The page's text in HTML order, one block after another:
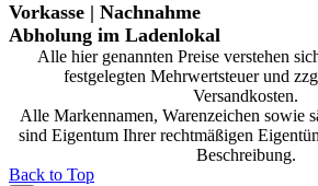
Vorkasse | Nachnahme
Abholung im Ladenlokal
Alle hier genannten Preise verstehen
festgelegten Mehrwertsteuer und
Versandkosten.
Alle Markennamen, Warenzeichen sowie
sind Eigentum Ihrer rechtmäßigen
Beschreibung.
Back to Top